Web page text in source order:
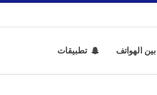
بين الهواتف تطبيقات